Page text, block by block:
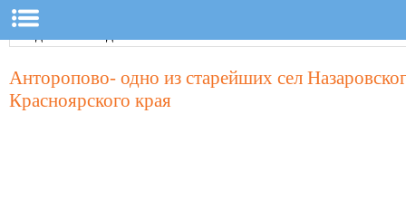
Анторопово- одно из старейших сел
Красноярского края